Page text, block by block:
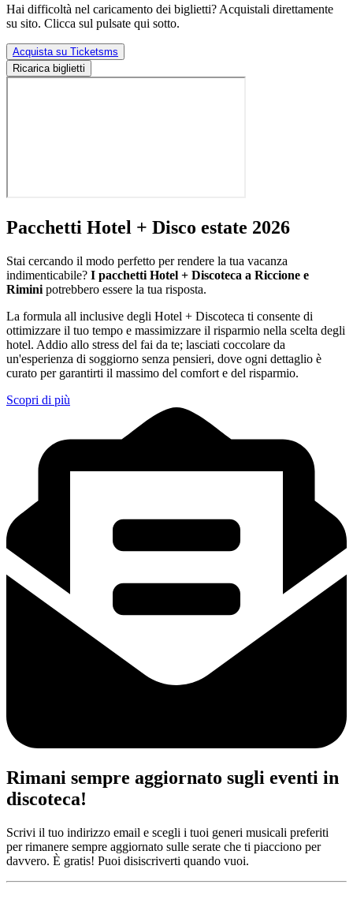
Hai difficoltà nel caricamento dei biglietti? Acquistali direttamente
su sito. Clicca sul pulsate qui sotto.
Acquista su Ticketsms
Ricarica biglietti
Pacchetti Hotel + Disco estate 2026
Stai cercando il modo perfetto per rendere la tua vacanza
indimenticabile? I pacchetti Hotel + Discoteca a Riccione e
Rimini potrebbero essere la tua risposta.
La formula all inclusive degli Hotel + Discoteca ti consente di
ottimizzare il tuo tempo e massimizzare il risparmio nella scelta degli
hotel. Addio allo stress del fai da te; lasciati coccolare da
un'esperienza di soggiorno senza pensieri, dove ogni dettaglio è
curato per garantirti il massimo del comfort e del risparmio.
Scopri di più
Rimani sempre aggiornato sugli eventi in
discoteca!
Scrivi il tuo indirizzo email e scegli i tuoi generi musicali preferiti
per rimanere sempre aggiornato sulle serate che ti piacciono per
davvero. È gratis! Puoi disiscriverti quando vuoi.